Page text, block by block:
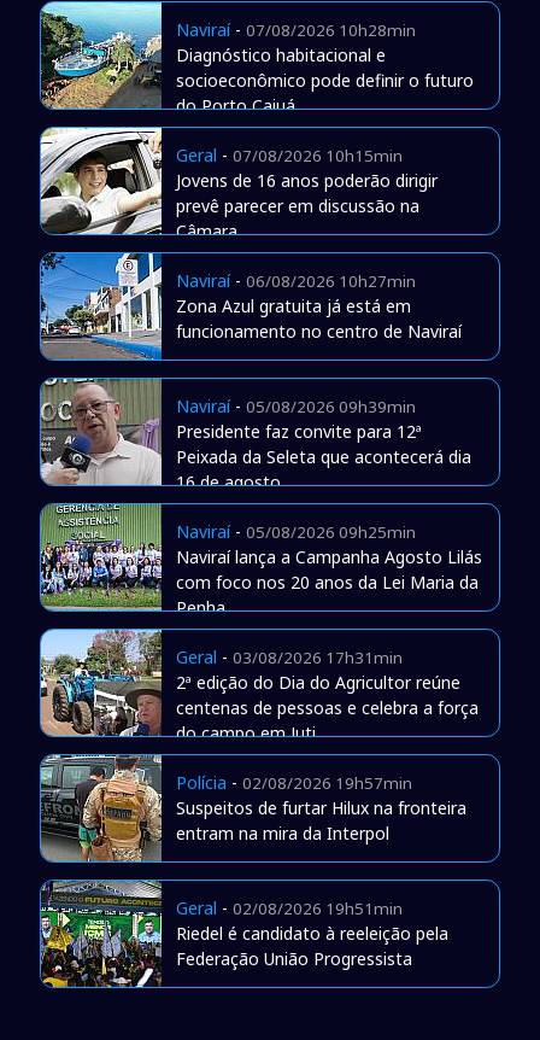
Naviraí- 07/08/2026 10h28min
Diagnóstico habitacional e
socioeconômico pode definir o futuro
do Porto Caiuá
Geral - 07/08/2026 10h15min
Jovens de 16 anos poderão dirigir
prevê parecer em discussão na
Câmara
Naviraí- 06/08/2026 10h27min
Zona Azul gratuita já está em
funcionamento no centro de Naviraí
Naviraí- 05/08/2026 09h39min
Presidente faz convite para 12ª
Peixada da Seleta que acontecerá dia
16 de agosto
Naviraí- 05/08/2026 09h25min
Naviraí lança a Campanha Agosto Lilás
com foco nos 20 anos da Lei Maria da
Penha
Geral - 03/08/2026 17h31min
2ª edição do Dia do Agricultor reúne
centenas de pessoas e celebra a força
do campo em Juti
Polícia - 02/08/2026 19h57min
Suspeitos de furtar Hilux na fronteira
entram na mira da Interpol
Geral - 02/08/2026 19h51min
Riedel é candidato à reeleição pela
Federação União Progressista